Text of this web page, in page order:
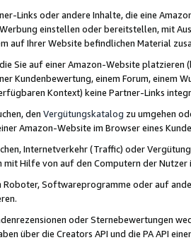
Links oder andere Inhalte, die eine
einstellen oder bereitstellen, mit
auf Ihrer Website befindlichen Material
Sie auf einer Amazon-Website
Kundenbewertung, einem Forum, einem
Kontext) keine Partner-Links
den Vergütungskatalog zu umgehen
Amazon-Website im Browser eines
Internetverkehr (Traffic) oder
mit Hilfe von auf den Computern der
Roboter, Softwareprogramme oder auf
oder Sternebewertungen
über die Creators API und die PA API